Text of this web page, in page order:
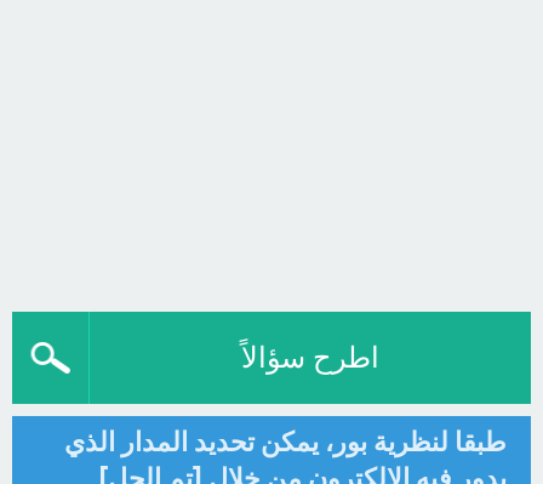
اطرح سؤالاً
طبقا لنظرية بور، يمكن تحديد المدار الذي